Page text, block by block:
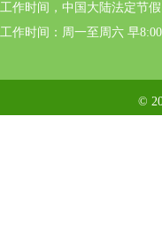
工作时间，中国大陆法定节假
工作时间：周一至周六 早
©